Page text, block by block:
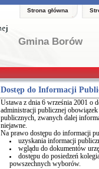
Strona główna
Gmina Borów
Dostęp do Informacji
Ustawa z dnia 6 września 2001 o
administracji publicznej
publicznych, zwanych dalej
niejawne.
Na prawo dostępu do informacji
uzyskania informacji
wglądu do dokumentów
dostępu do posiedzeń
powszechnych wyborów.